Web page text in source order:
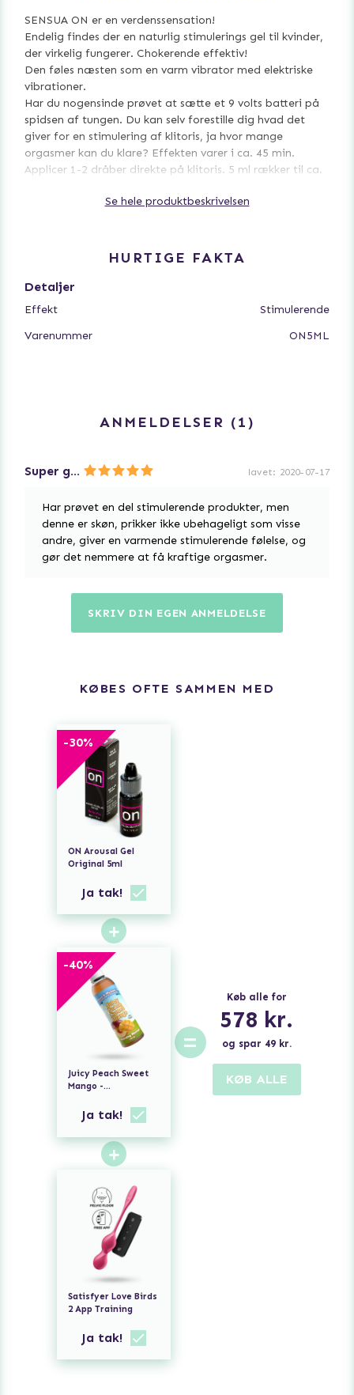
SENSUA ON er en verdenssensation!
Endelig findes der en naturlig stimulerings gel til kvinder,
der virkelig fungerer. Chokerende effektiv!
Den føles næsten som en varm vibrator med elektriske
vibrationer.
Har du nogensinde prøvet at sætte et 9 volts batteri på
spidsen af tungen. Du kan selv forestille dig hvad det
giver for en stimulering af klitoris, ja hvor mange
orgasmer kan du klare? Effekten varer i ca. 45 min.
Applicer 1-2 dråber direkte på klitoris. 5 ml rækker til ca.
Se hele produktbeskrivelsen
HURTIGE FAKTA
Detaljer
Effekt
Stimulerende
Varenummer
ON5ML
ANMELDELSER 1
Super god lavet: 2020-07-17
Har prøvet en del stimulerende produkter, men
denne er skøn, prikker ikke ubehageligt som visse
andre, giver en varmende stimulerende følelse, og
gør det nemmere at få kraftige orgasmer.
SKRIV DIN EGEN ANMELDELSE
KØBES OFTE SAMMEN MED
-30%
ON Arousal Gel
Original 5ml
Ja tak!
+
-40%
Juicy Peach Sweet
Mango -
SmagJa tak!
+
Satisfyer Love Birds
2 App Training
Ja tak!
=
Køb alle for
578 kr.
og spar 49kr.
KØB ALLE